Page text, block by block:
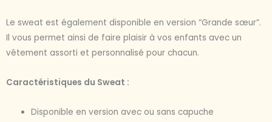
Le sweat est également disponible en version “Grande sœur”.
Il vous permet ainsi de faire plaisir à vos enfants avec un
vêtement assorti et personnalisé pour chacun.
Caractéristiques du Sweat :
Disponible en version avec ou sans capuche